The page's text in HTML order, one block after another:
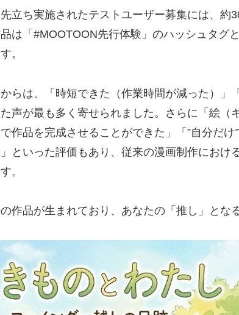
立ち実施されたテストユーザー募集には、約
は「#MOOTOON先行体験」のハッシュタグ
。
らは、「時短できた（作業時間が減った）」
声が最も多く寄せられました。さらに「絵（
作品を完成させることができた」「”自分だけ
といった評価もあり、従来の漫画制作におけ
。
作品が生まれており、あなたの「推し」とな